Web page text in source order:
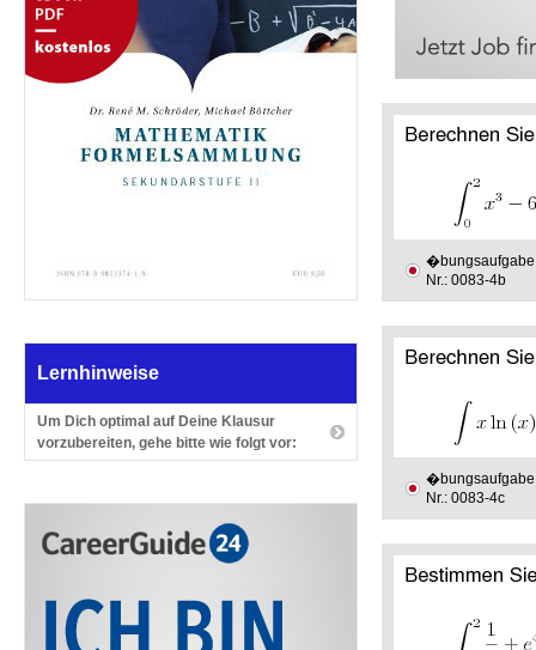
Lernhinweise
Um Dich optimal auf Deine Klausur
vorzubereiten, gehe bitte wie folgt vor:
�bungsaufgabe
Nr.: 0083-4b
�bungsaufgabe
Nr.: 0083-4c